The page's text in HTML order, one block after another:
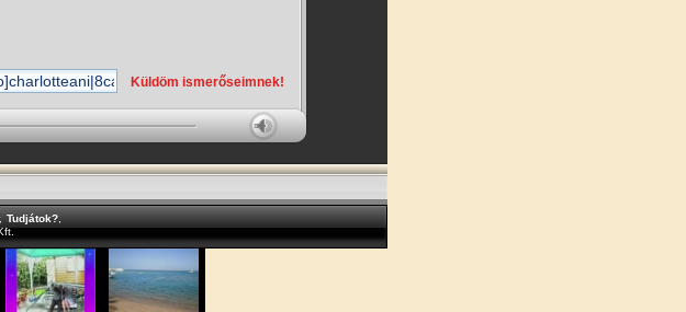
Küldöm ismerőseimnek!
, Tudjátok?